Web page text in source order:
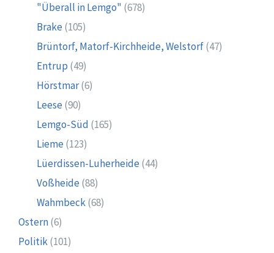
"Überall in Lemgo" (678)
Brake (105)
Brüntorf, Matorf-Kirchheide, Welstorf(47)
Entrup (49)
Hörstmar(6)
Leese (90)
Lemgo-Süd (165)
Lieme (123)
Lüerdissen-Luherheide (44)
Voßheide (88)
Wahmbeck(68)
Ostern(6)
Politik(101)